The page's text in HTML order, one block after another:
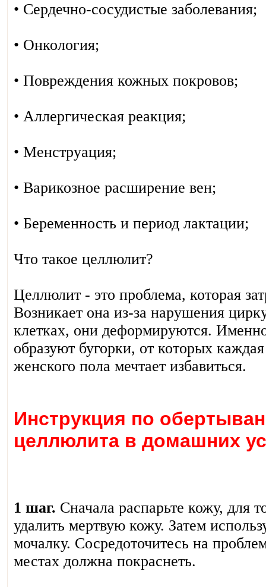
• Сердечно-сосудистые заболевания;
• Онкология;
• Повреждения кожных покровов;
• Аллергическая реакция;
• Менструация;
• Варикозное расширение вен;
• Беременность и период лактации;
Что такое целлюлит?
Целлюлит - это проблема, которая
Возникает она из-за нарушения
клетках, они деформируются.
образуют бугорки, от которых
женского пола мечтает избавиться.
Инструкция по
целлюлита в домашних
1 шаг. Сначала распарьте кожу, для
удалить мертвую кожу. Затем
мочалку. Сосредоточитесь на
местах должна покраснеть.